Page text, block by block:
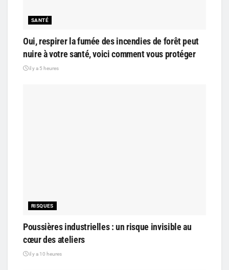
SANTÉ
Oui, respirer la fumée des incendies de forêt peut
nuire à votre santé, voici comment vous protéger
il y a 5 heures
RISQUES
Poussières industrielles : un risque invisible au
cœur des ateliers
il y a 10 heures